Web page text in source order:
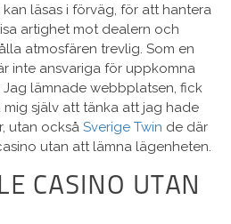
läsas i förväg, för att hantera
artighet mot dealern och
atmosfären trevlig. Som en
inte ansvariga för uppkomna
lämnade webbplatsen, fick
själv att tänka att jag hade
utan också Sverige Twin de där
utan att lämna lägenheten.
CASINO UTAN